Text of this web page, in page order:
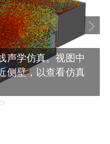
声学仿真。视图中
侧壁，以查看仿真